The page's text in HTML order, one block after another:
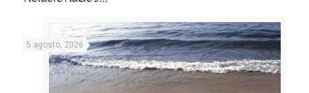
5 agosto, 2026